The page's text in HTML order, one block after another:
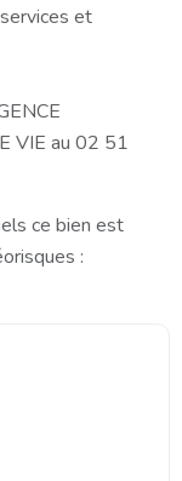
et
VIE au 02 51
ce bien est
: